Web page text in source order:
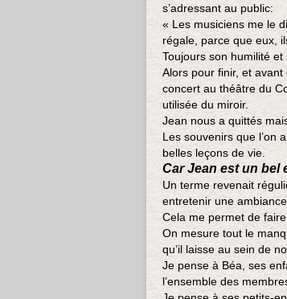
s’adressant au public:
« Les musiciens me le
régale, parce que eux,
Toujours son humilité
Alors pour finir, et
concert au théâtre du
utilisée du miroir.
Jean nous a quittés
Les souvenirs que l’on
belles leçons de vie.
Car Jean est un bel
Un terme revenait
entretenir une
Cela me permet de
On mesure tout le
qu’il laisse au sein de
Je pense à Béa, ses
l’ensemble des